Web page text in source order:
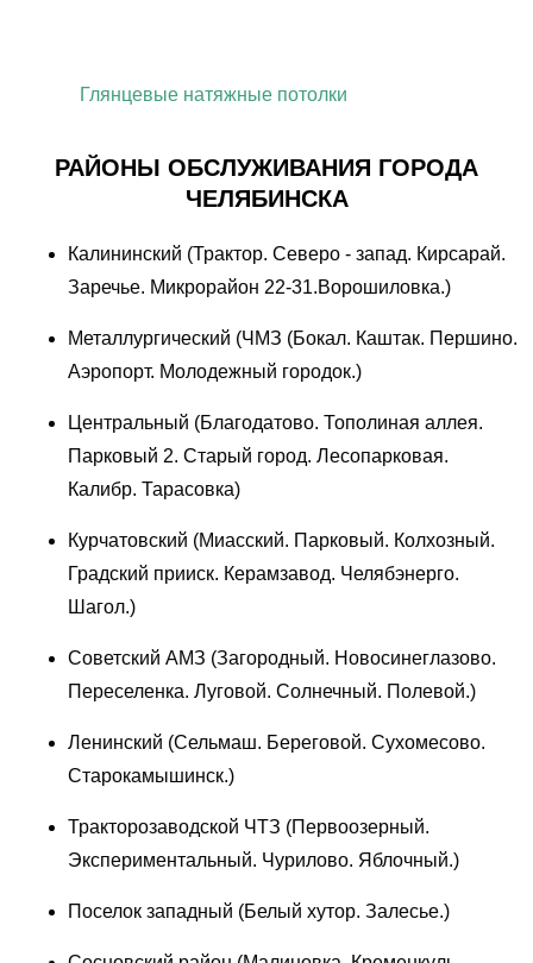
Глянцевые натяжные потолки
РАЙОНЫ ОБСЛУЖИВАНИЯ ГОРОДА
ЧЕЛЯБИНСКА
Калининский (Трактор. Северо - запад. Кирсарай.
Заречье. Микрорайон 22-31.Ворошиловка.)
Металлургический (ЧМЗ (Бокал. Каштак. Першино.
Аэропорт. Молодежный городок.)
Центральный (Благодатово. Тополиная аллея.
Парковый 2. Старый город. Лесопарковая.
Калибр. Тарасовка)
Курчатовский (Миасский. Парковый. Колхозный.
Градский прииск. Керамзавод. Челябэнерго.
Шагол.)
Советский АМЗ (Загородный. Новосинеглазово.
Переселенка. Луговой. Солнечный. Полевой.)
Ленинский (Сельмаш. Береговой. Сухомесово.
Старокамышинск.)
Тракторозаводской ЧТЗ (Первоозерный.
Экспериментальный. Чурилово. Яблочный.)
Поселок западный (Белый хутор. Залесье.)